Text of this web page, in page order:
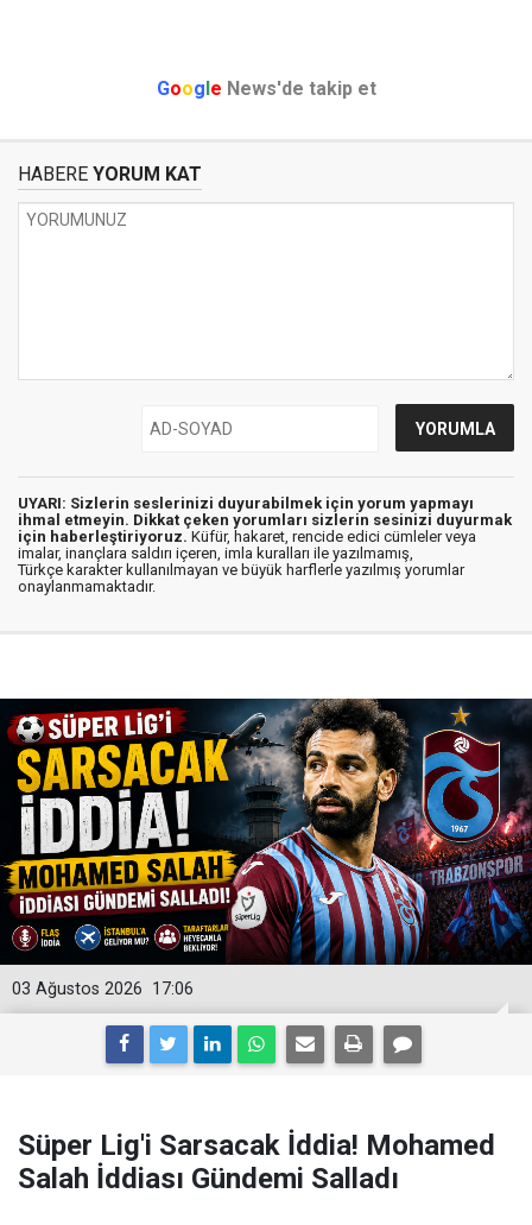
Google News'de takip et
HABERE YORUM KAT
UYARI: Sizlerin seslerinizi duyurabilmek için yorum yapmayı
ihmal etmeyin. Dikkat çeken yorumları sizlerin sesinizi duyurmak
için haberleştiriyoruz. Küfür, hakaret, rencide edici cümleler veya
imalar, inançlara saldırı içeren, imla kuralları ile yazılmamış,
Türkçe karakter kullanılmayan ve büyük harflerle yazılmış yorumlar
onaylanmamaktadır.
17:06
03 Ağustos 2026
Süper Lig'i Sarsacak İddia! Mohamed
Salah İddiası Gündemi Salladı